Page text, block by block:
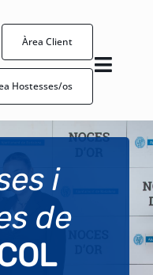
Àrea Client
Hostesses/os
i
de